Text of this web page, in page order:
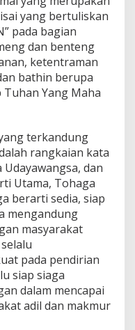
yang bertuliskan
pada bagian
dan benteng
ketentraman
bathin berupa
Yang Maha
terkandung
rangkaian kata
dan
Utama, Tohaga
berarti sedia, siap
mengandung
masyarakat
pada pendirian
siap siaga
dalam mencapai
adil dan makmur